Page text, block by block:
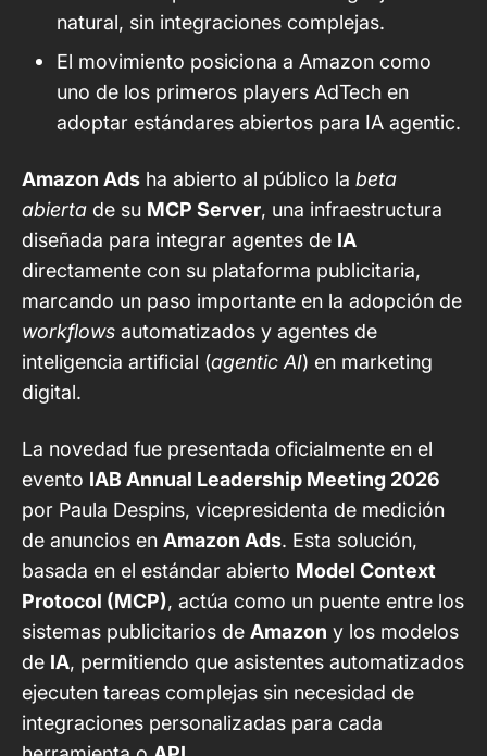
natural, sin integraciones complejas.
El movimiento posiciona a Amazon como
uno de los primeros players AdTech en
adoptar estándares abiertos para IA agentic.
Amazon Ads ha abierto al público la beta
abierta de su MCP Server, una infraestructura
diseñada para integrar agentes de IA
directamente con su plataforma publicitaria,
marcando un paso importante en la adopción de
workflows automatizados y agentes de
inteligencia artificial (agentic AI) en marketing
digital.
La novedad fue presentada oficialmente en el
evento IAB Annual Leadership Meeting 2026
por Paula Despins, vicepresidenta de medición
de anuncios en Amazon Ads. Esta solución,
basada en el estándar abierto Model Context
Protocol (MCP), actúa como un puente entre los
sistemas publicitarios de Amazon y los modelos
de IA, permitiendo que asistentes automatizados
ejecuten tareas complejas sin necesidad de
integraciones personalizadas para cada